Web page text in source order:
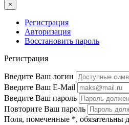
×
Регистрация
Авторизация
Восстановить пароль
Регистрация
Введите Ваш логин
Введите Ваш E-Mail
Введите Ваш пароль
Повторите Ваш пароль
Поля, помеченные *, обязательны